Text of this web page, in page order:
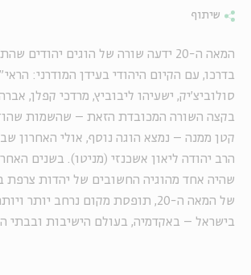
שיתוף
המאה ה-20 ידעה שורה של הוגים יהודים
בדרכו, עם הקיום היהודי בעידן המודרני:
סולוביצ'יק, ישעיהו ליבוביץ, מרדכי קפלן,
בקצה השורה המכובדת הזאת – שהשמות
הרב יהודה ליאון אשכנזי (מניטו). בשנים
שהיה אחד מהוגיה החשובים של יהדות צרפת
של המאה ה-20, תופסת מקום נרחב יותר
בישראל – באקדמיה, בעולם הישיבות ובבתי